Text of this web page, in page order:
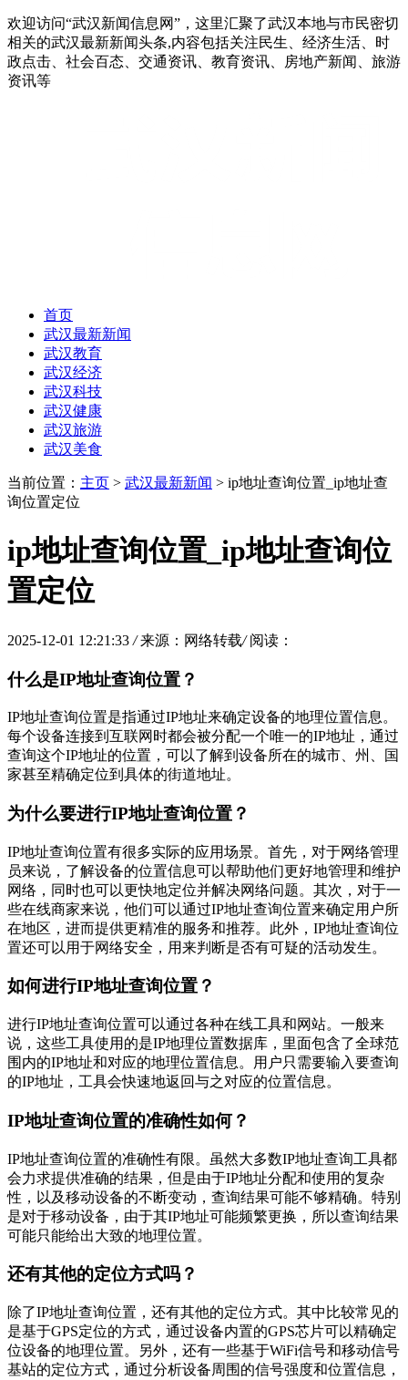
欢迎访问“武汉新闻信息网”，这里汇聚了武汉本地与市民密切
相关的武汉最新新闻头条,内容包括关注民生、经济生活、时
政点击、社会百态、交通资讯、教育资讯、房地产新闻、旅游
资讯等
首页
武汉最新新闻
武汉教育
武汉经济
武汉科技
武汉健康
武汉旅游
武汉美食
当前位置： 主页 > 武汉最新新闻 > ip地址查询位置_ip地址查
询位置定位
ip地址查询位置_ip地址查询位
置定位
2025-12-01 12:21:33 / 来源：网络转载/ 阅读：
什么是IP地址查询位置？
IP地址查询位置是指通过IP地址来确定设备的地理位置信息。
每个设备连接到互联网时都会被分配一个唯一的IP地址，通过
查询这个IP地址的位置，可以了解到设备所在的城市、州、国
家甚至精确定位到具体的街道地址。
为什么要进行IP地址查询位置？
IP地址查询位置有很多实际的应用场景。首先，对于网络管理
员来说，了解设备的位置信息可以帮助他们更好地管理和维护
网络，同时也可以更快地定位并解决网络问题。其次，对于一
些在线商家来说，他们可以通过IP地址查询位置来确定用户所
在地区，进而提供更精准的服务和推荐。此外，IP地址查询位
置还可以用于网络安全，用来判断是否有可疑的活动发生。
如何进行IP地址查询位置？
进行IP地址查询位置可以通过各种在线工具和网站。一般来
说，这些工具使用的是IP地理位置数据库，里面包含了全球范
围内的IP地址和对应的地理位置信息。用户只需要输入要查询
的IP地址，工具会快速地返回与之对应的位置信息。
IP地址查询位置的准确性如何？
IP地址查询位置的准确性有限。虽然大多数IP地址查询工具都
会力求提供准确的结果，但是由于IP地址分配和使用的复杂
性，以及移动设备的不断变动，查询结果可能不够精确。特别
是对于移动设备，由于其IP地址可能频繁更换，所以查询结果
可能只能给出大致的地理位置。
还有其他的定位方式吗？
除了IP地址查询位置，还有其他的定位方式。其中比较常见的
是基于GPS定位的方式，通过设备内置的GPS芯片可以精确定
位设备的地理位置。另外，还有一些基于WiFi信号和移动信号
基站的定位方式，通过分析设备周围的信号强度和位置信息，